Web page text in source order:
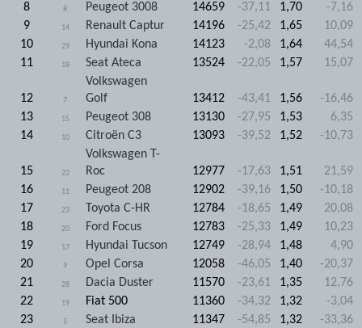
8
8 Peugeot 3008 14659 -37,11 1,70
-7,16
9
14 Renault Captur 14196 -25,42 1,65
10,09
10
29 Hyundai Kona 14123 -2,08 1,64
44,54
11
18 Seat Ateca 13524 -22,05 1,57 15,07
12 7
Volkswagen
Golf
13412 -43,41 1,56
-16,46
13
15 Peugeot 308 13130 -27,95 1,53
6,35
14
10 Citroën C3 13093 -39,52 1,52 -10,73
15 22
Volkswagen T-
Roc
12977 -17,63 1,51
21,59
16
11 Peugeot 208 12902 -39,16 1,50
-10,18
17
23 Toyota C-HR 12784 -18,65 1,49
20,08
18
20 Ford Focus 12783 -25,33 1,49
10,23
19
17 Hyundai Tucson 12749 -28,94 1,48
4,90
20
9 Opel Corsa 12058 -46,05 1,40
-20,37
21
28 Dacia Duster 11570 -23,61 1,35
12,76
22
19 Fiat 500 11360 -34,32 1,32
-3,04
23
5 Seat Ibiza 11347 -54,85 1,32 -33,36